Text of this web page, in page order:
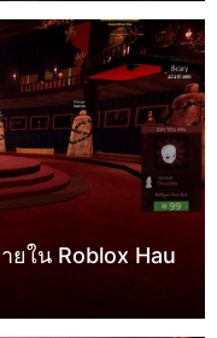
ยใน Roblox Hau